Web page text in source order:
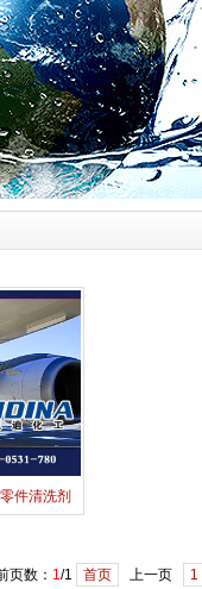
件清洗剂
页数： 1/1 首页 上一页 1